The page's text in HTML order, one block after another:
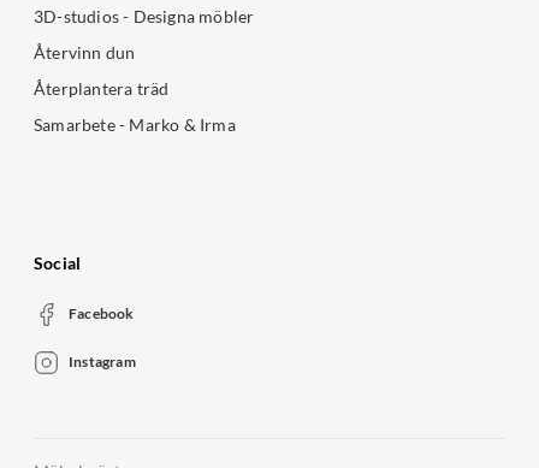
3D-studios - Designa möbler
Återvinn dun
Återplantera träd
Samarbete - Marko & Irma
Social
Facebook
Instagram